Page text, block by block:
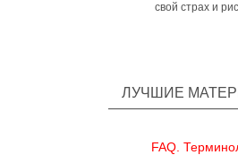
свой страх и
ЛУЧШИЕ
FAQ.